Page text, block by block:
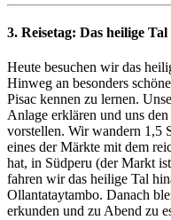
3. Reisetag: Das heilige Tal
Heute besuchen wir das
Hinweg an besonders
Pisac kennen zu lernen.
Anlage erklären und uns
vorstellen. Wir wandern 1,5
eines der Märkte mit dem
hat, in Südperu (der Markt
fahren wir das heilige Tal
Ollantataytambo. Danach
erkunden und zu Abend zu